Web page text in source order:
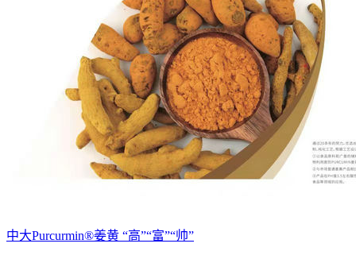
中大Purcurmin®姜黄 “高”“富”“帅”